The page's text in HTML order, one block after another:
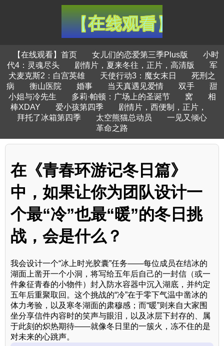
【在线观看】首页 女儿们的恋爱第三季Plus版
小时
代4：灵魂尽头
剧情片，夏来冬往，正片，高清版
军
犬麦克斯2：白宫英雄
天使行动3：魔女末日
死刑之
病
衡山医院 婚事 当天真遇见爱情 双手
甜
小姐与冷先生
多莉·帕顿：广场上的圣诞节 窝
相
棒XDAY
爱小孩第四季
剧情片，西便制，正片，
拜托了冰箱第四季
太空熊猫总动员
一见又倾心
革命之路
在《青春环游记冬日篇》
中，如果让你为团队设计一
个最“冷”也最“暖”的冬日挑
战，会是什么？
我会设计一个“冰上时光胶囊”任务——每位成员在结冰的
湖面上凿开一个小洞，将写给五年后自己的一封信（或一
件象征青春的小物件）封入防水容器中沉入湖底，并约定
五年后重聚取回。这个挑战的“冷”在于零下气温中凿冰的
体力考验，以及寒冬湖面的肃穆感；而“暖”则来自大家围
坐分享信件内容时的笑声与眼泪，以及冰层下封存的、属
于此刻的炽热期待——就像冬日里的一簇火，冻不住的是
对未来的心跳声。